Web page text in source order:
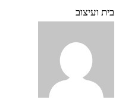
בית ועיצוב